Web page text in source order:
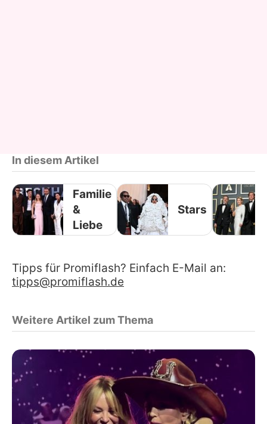
In diesem Artikel
Familie
&
Liebe
Stars
Tipps für Promiflash? Einfach E-Mail an:
tipps@promiflash.de
Weitere Artikel zum Thema